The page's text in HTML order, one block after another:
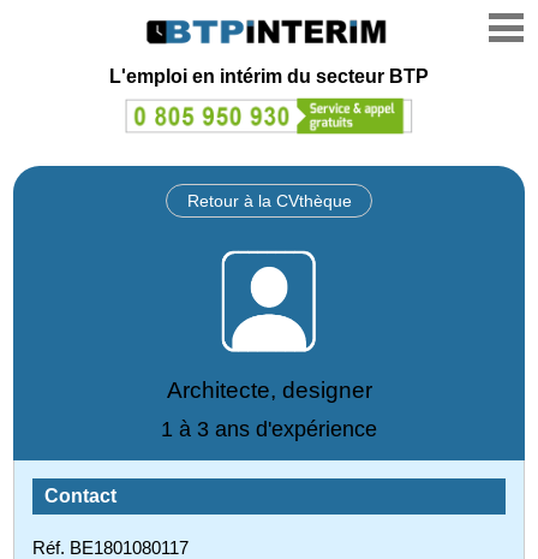
L'emploi en intérim du secteur BTP
Retour à la CVthèque
Architecte, designer
1 à 3 ans d'expérience
Contact
Réf. BE1801080117